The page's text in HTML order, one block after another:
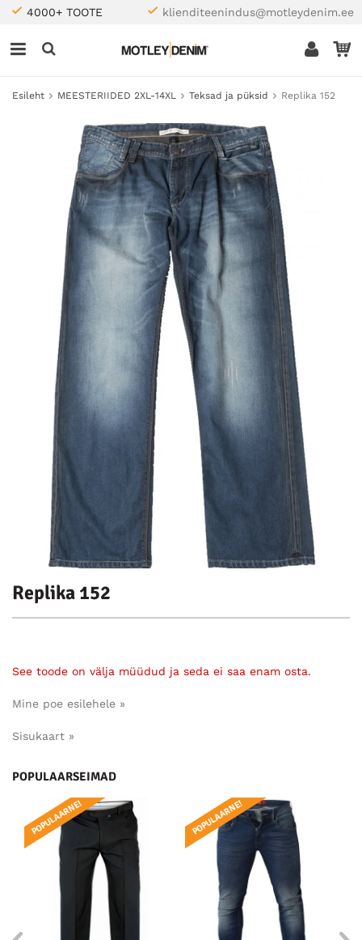
4000+ TOOTE klienditeenindus@motleydenim.ee
Esileht MEESTERIIDED 2XL-14XL Teksad ja püksid Replika 152
Replika 152
See toode on välja müüdud ja seda ei saa enam osta.
Mine poe esilehele »
Sisukaart »
POPULAARSEIMAD
POPULAARNE! POPULAARNE!